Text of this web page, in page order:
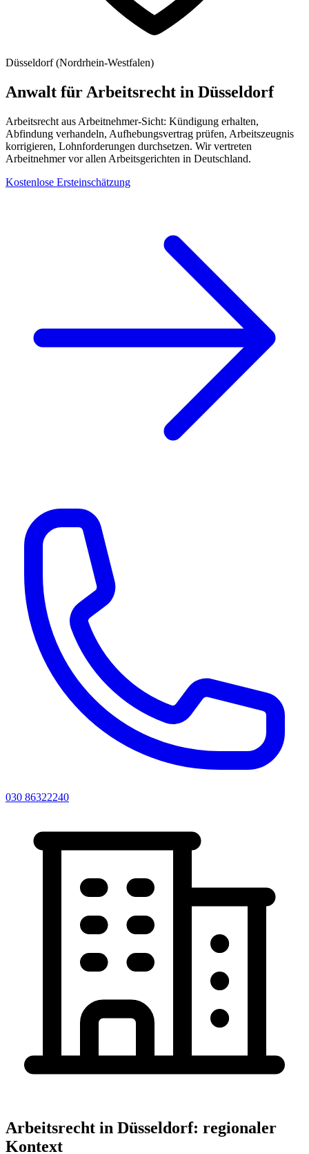
Düsseldorf(Nordrhein-Westfalen)
Anwalt für Arbeitsrecht in Düsseldorf
Arbeitsrecht aus Arbeitnehmer-Sicht: Kündigung erhalten,
Abfindung verhandeln, Aufhebungsvertrag prüfen, Arbeitszeugnis
korrigieren, Lohnforderungen durchsetzen. Wir vertreten
Arbeitnehmer vor allen Arbeitsgerichten in Deutschland.
Kostenlose Ersteinschätzung
030 86322240
Arbeitsrecht in Düsseldorf: regionaler
Kontext